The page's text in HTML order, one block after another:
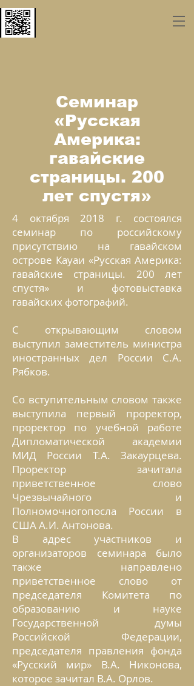
Семинар
«Русская
Америка:
гавайские
страницы. 200
лет спустя»
4 октября 2018 г. состоялся
семинар по российскому
присутствию на гавайском
острове Кауаи «Русская Америка:
гавайские страницы. 200 лет
спустя» и фотовыставка
гавайских фотографий.
С открывающим словом
выступил заместитель министра
иностранных дел России С.А.
Рябков.
Со вступительным словом также
выступила первый проректор,
проректор по учебной работе
Дипломатической академии
МИД России Т.А. Закаурцева.
Проректор зачитала
приветственное слово
Чрезвычайного и
Полномочногопосла России в
США А.И. Антонова.
В адрес участников и
организаторов семинара было
также направлено
приветственное слово от
председателя Комитета по
образованию и науке
Государственной думы
Российской Федерации,
председателя правления фонда
«Русский мир» В.А. Никонова,
которое зачитал В.А. Орлов.